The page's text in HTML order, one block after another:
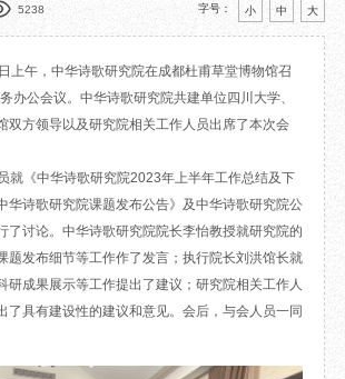
杜甫草堂文创馆
文创精品
数字文创
IP授权
草堂艺术中心
文创咨询
景点 正门
大廨
诗史堂
柴门
工部祠
少陵草堂碑亭
唐代遗址
5238 字号： 小 中 大
上午，中华诗歌研究院在成都杜甫草堂博物馆召
办公会议。中华诗歌研究院共建单位四川大学、
双方领导以及研究院相关工作人员出席了本次会
就《中华诗歌研究院2023年上半年工作总结及下
华诗歌研究院课题发布公告》及中华诗歌研究院公
了讨论。中华诗歌研究院院长李怡教授就研究院的
题发布细节等工作作了发言；执行院长刘洪馆长就
研成果展示等工作提出了建议；研究院相关工作人
了具有建设性的建议和意见。会后，与会人员一同